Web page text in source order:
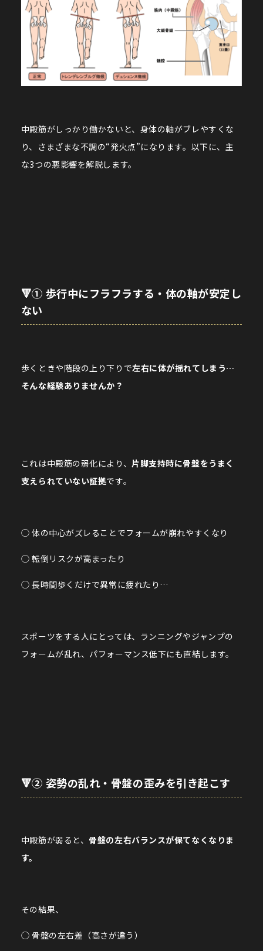
中殿筋がしっかり働かないと、身体の軸がブレやすくな
り、さまざまな不調の“発火点”になります。以下に、主
な3つの悪影響を解説します。
🔻① 歩行中にフラフラする・体の軸が安定し
ない
歩くときや階段の上り下りで左右に体が揺れてしまう…
そんな経験ありませんか？
これは中殿筋の弱化により、 片脚支持時に骨盤をうまく
支えられていない証拠です。
◯ 体の中心がズレることでフォームが崩れやすくなり
◯ 転倒リスクが高まったり
◯ 長時間歩くだけで異常に疲れたり…
スポーツをする人にとっては、ランニングやジャンプの
フォームが乱れ、パフォーマンス低下にも直結します。
🔻② 姿勢の乱れ・骨盤の歪みを引き起こす
中殿筋が弱ると、 骨盤の左右バランスが保てなくなりま
す。
その結果、
◯ 骨盤の左右差（高さが違う）